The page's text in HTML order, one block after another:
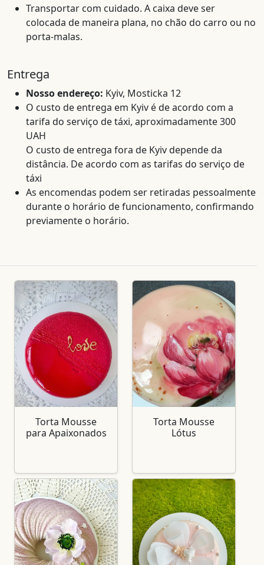
Transportar com cuidado. A caixa deve ser
colocada de maneira plana, no chão do carro ou no
porta-malas.
Entrega
Nosso endereço: Kyiv, Mosticka 12
O custo de entrega em Kyiv é de acordo com a
tarifa do serviço de táxi, aproximadamente 300
UAH
O custo de entrega fora de Kyiv depende da
distância. De acordo com as tarifas do serviço de
táxi
As encomendas podem ser retiradas pessoalmente
durante o horário de funcionamento, confirmando
previamente o horário.
Torta Mousse
para Apaixonados
Torta Mousse
Lótus